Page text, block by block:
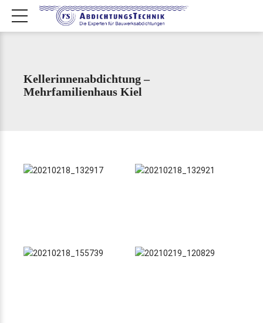
Kellerinnenabdichtung –
Mehrfamilienhaus Kiel